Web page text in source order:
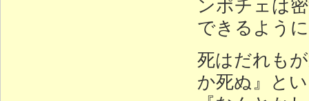
できるよう
死はだれも
か死ぬ』と